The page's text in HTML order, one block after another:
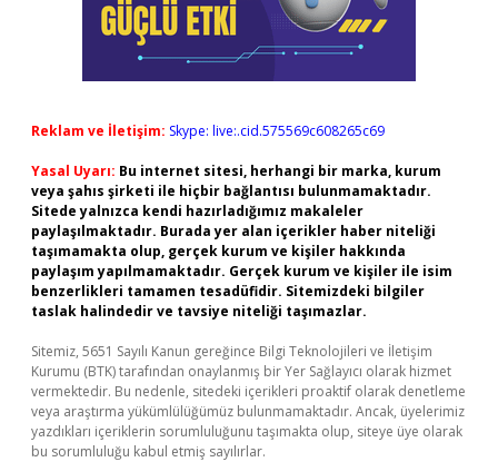
Reklam ve İletişim: Skype: live:.cid.575569c608265c69
Yasal Uyarı: Bu internet sitesi, herhangi bir marka, kurum
veya şahıs şirketi ile hiçbir bağlantısı bulunmamaktadır.
Sitede yalnızca kendi hazırladığımız makaleler
paylaşılmaktadır. Burada yer alan içerikler haber niteliği
taşımamakta olup, gerçek kurum ve kişiler hakkında
paylaşım yapılmamaktadır. Gerçek kurum ve kişiler ile isim
benzerlikleri tamamen tesadüfidir. Sitemizdeki bilgiler
taslak halindedir ve tavsiye niteliği taşımazlar.
Sitemiz, 5651 Sayılı Kanun gereğince Bilgi Teknolojileri ve İletişim
Kurumu (BTK) tarafından onaylanmış bir Yer Sağlayıcı olarak hizmet
vermektedir. Bu nedenle, sitedeki içerikleri proaktif olarak denetleme
veya araştırma yükümlülüğümüz bulunmamaktadır. Ancak, üyelerimiz
yazdıkları içeriklerin sorumluluğunu taşımakta olup, siteye üye olarak
bu sorumluluğu kabul etmiş sayılırlar.